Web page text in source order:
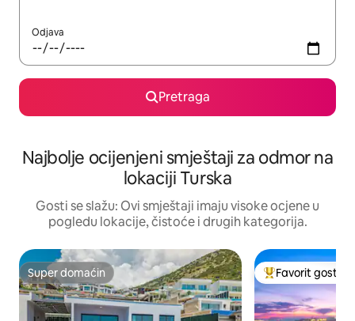
Odjava
Pretraga
Najbolje ocijenjeni smještaji za odmor na
lokaciji Turska
Gosti se slažu: Ovi smještaji imaju visoke ocjene u
pogledu lokacije, čistoće i drugih kategorija.
Super domaćin
Super domaćin Glavni favorit
Favorit gostiju